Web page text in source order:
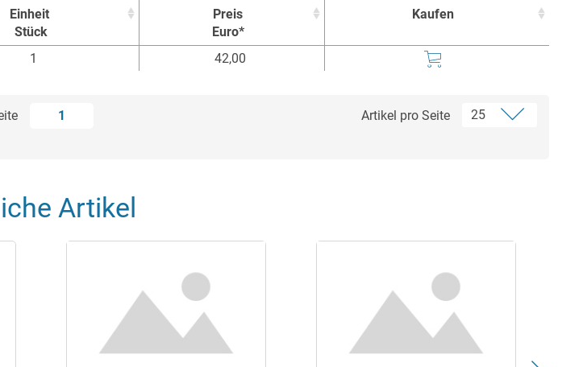
Einheit
Stück
Preis
Euro*
Kaufen
Einheit
Preis
Kaufen
1 42,00
1 Artikel pro Seite
Artikel